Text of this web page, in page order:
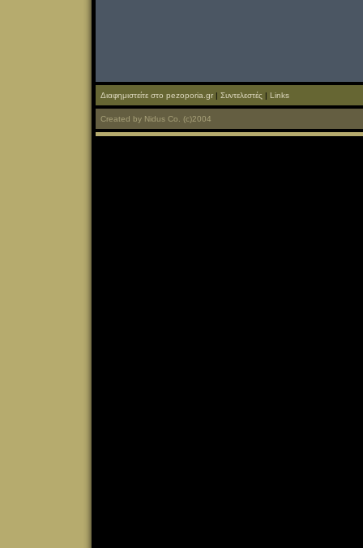
Διαφημιστείτε στο pezoporia.gr | Συντελεστές | Links
Created by Nidus Co. (c)2004